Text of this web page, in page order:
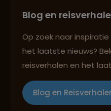
Best beoordeelde
Reizen met oog
Blog en
Op zoek naar
het laatste nieuws?
reisverhalen en het
Blog en